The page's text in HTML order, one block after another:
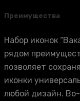
Преимущества
Набор иконок
рядом
позволяет
иконки
любой дизайн.